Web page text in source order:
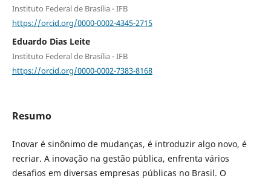
Instituto Federal de Brasília - IFB
https://orcid.org/0000-0002-4345-2715
Eduardo Dias Leite
Instituto Federal de Brasília - IFB
https://orcid.org/0000-0002-7383-8168
Resumo
Inovar é sinônimo de mudanças, é introduzir algo novo, é
recriar. A inovação na gestão pública, enfrenta vários
desafios em diversas empresas públicas no Brasil. O